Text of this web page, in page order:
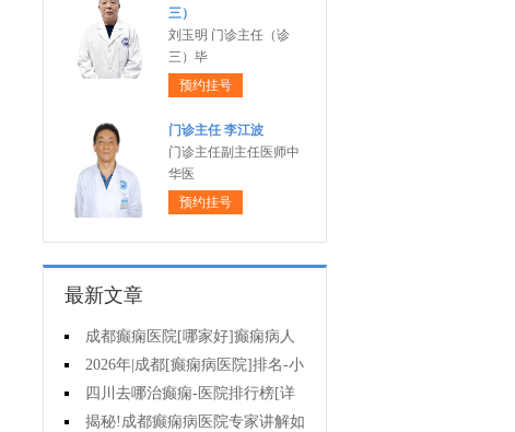
三）
刘玉明 门诊主任（诊
三）毕
预约挂号
门诊主任 李江波
门诊主任副主任医师中
华医
预约挂号
最新文章
成都癫痫医院[哪家好]癫痫病人
能活多久?
2026年|成都[癫痫病医院]排名-小
儿癫痫症状是什么?
四川去哪治癫痫-医院排行榜[详
细排名]儿童癫痫治疗要注意什么?
揭秘!成都癫痫病医院专家讲解如